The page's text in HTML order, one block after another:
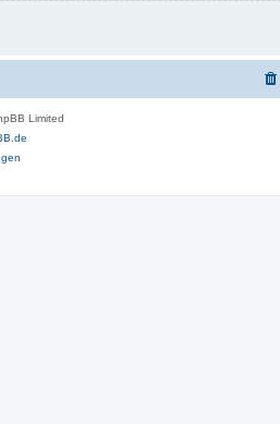
Limited